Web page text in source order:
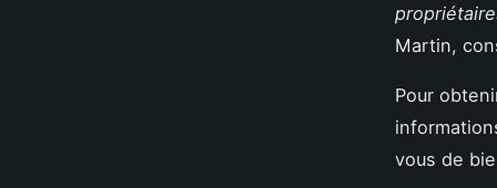
Martin,
Pour
vous de